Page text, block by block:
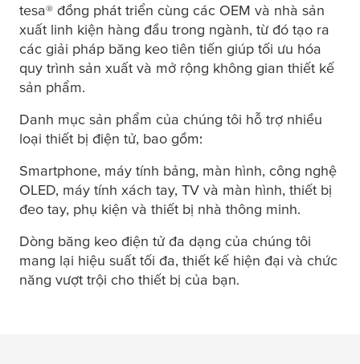
tesa® đồng phát triển cùng các OEM và nhà sản
xuất linh kiện hàng đầu trong ngành, từ đó tạo ra
các giải pháp băng keo tiên tiến giúp tối ưu hóa
quy trình sản xuất và mở rộng không gian thiết kế
sản phẩm.
Danh mục sản phẩm của chúng tôi hỗ trợ nhiều
loại thiết bị điện tử, bao gồm:
Smartphone, máy tính bảng, màn hình, công nghệ
OLED, máy tính xách tay, TV và màn hình, thiết bị
đeo tay, phụ kiện và thiết bị nhà thông minh.
Dòng băng keo điện tử đa dạng của chúng tôi
mang lại hiệu suất tối đa, thiết kế hiện đại và chức
năng vượt trội cho thiết bị của bạn.